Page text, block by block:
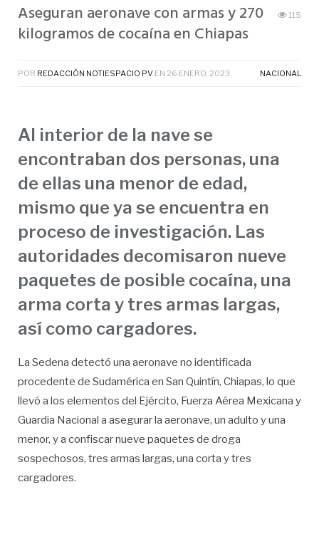
Aseguran aeronave con armas y 270
kilogramos de cocaína en Chiapas
115
POR REDACCIÓN NOTIESPACIO PV EN 26 ENERO, 2023 NACIONAL
Al interior de la nave se
encontraban dos personas, una
de ellas una menor de edad,
mismo que ya se encuentra en
proceso de investigación. Las
autoridades decomisaron nueve
paquetes de posible cocaína, una
arma corta y tres armas largas,
así como cargadores.
La Sedena detectó una aeronave no identificada
procedente de Sudamérica en San Quintín, Chiapas, lo que
llevó a los elementos del Ejército, Fuerza Aérea Mexicana y
Guardia Nacional a asegurar la aeronave, un adulto y una
menor, y a confiscar nueve paquetes de droga
sospechosos, tres armas largas, una corta y tres
cargadores.